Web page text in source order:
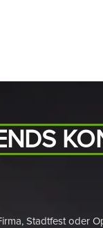
Stadtfest oder